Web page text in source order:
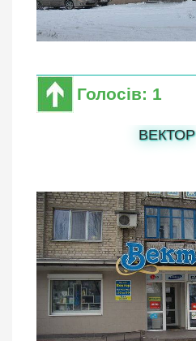
Голосів: 1
ВЕКТОР